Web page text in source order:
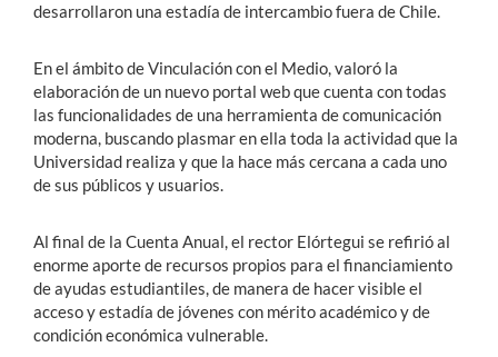
desarrollaron una estadía de intercambio fuera de Chile.
En el ámbito de Vinculación con el Medio, valoró la
elaboración de un nuevo portal web que cuenta con todas
las funcionalidades de una herramienta de comunicación
moderna, buscando plasmar en ella toda la actividad que la
Universidad realiza y que la hace más cercana a cada uno
de sus públicos y usuarios.
Al final de la Cuenta Anual, el rector Elórtegui se refirió al
enorme aporte de recursos propios para el financiamiento
de ayudas estudiantiles, de manera de hacer visible el
acceso y estadía de jóvenes con mérito académico y de
condición económica vulnerable.